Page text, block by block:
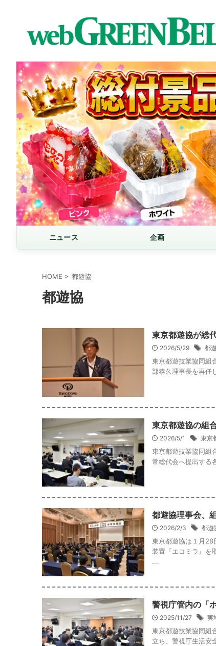
ニュース 企画
HOME > 都遊協
都遊協
東京都遊協が総
2026/5/29 都
東京都遊技業協同組
部恭久理事長を再任
東京都遊協の組
2026/5/1 東京
東京都遊技業協同組
常総代会へ提出する
都遊協理事会、
2026/2/3 都遊
東京都遊協は１月28
装置『エコミラ』を
...
警視庁管内の「
2025/11/27 実
東京都遊技業協同組
立ち、警視庁生活安